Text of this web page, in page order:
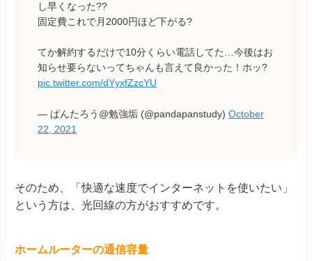
し早くなった??
固定費これで月2000円ほど下がる?
てか解約するだけで10分くらい電話してた…今後はお
知らせ要らないってちゃんも言えて良かった！ホッ?
pic.twitter.com/dYyxfZzcYU
— ぱんたろう@勉強垢 (@pandapanstudy) October
22, 2021
そのため、「快適な速度でインターネットを使いたい」
という方は、光回線の方がおすすめです。
ホームルーターの通信容量